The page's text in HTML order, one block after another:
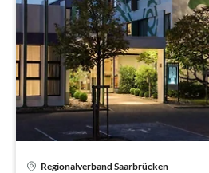
Regionalverband Saarbrücken